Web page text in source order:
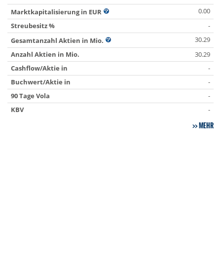
Marktkapitalisierung in EUR
0.00
Streubesitz %
-
Gesamtanzahl Aktien in Mio.
30.29
Anzahl Aktien in Mio.
30.29
Cashflow/Aktie in
-
Buchwert/Aktie in
-
90 Tage Vola
-
KBV
-
MEHR